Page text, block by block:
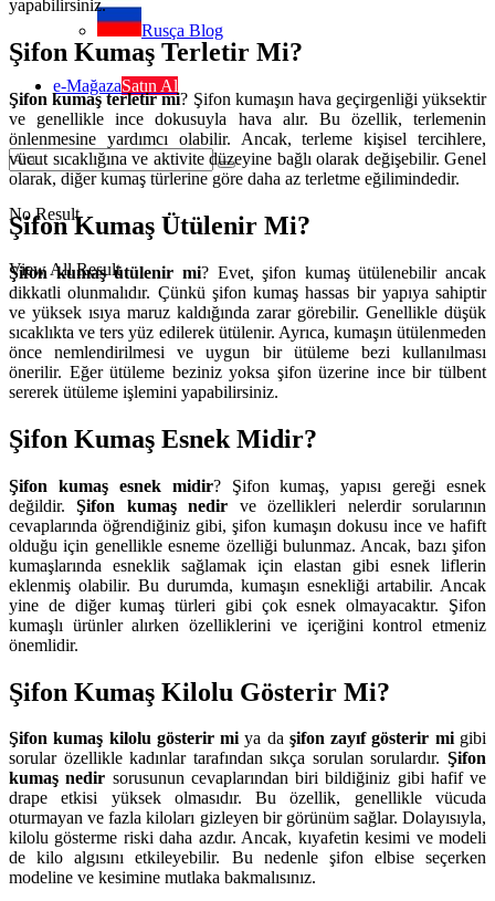
Rusça Blog
e-MağazaSatın Al
No Result
View All Result
yapabilirsiniz.
Şifon Kumaş Terletir Mi?
Şifon kumaş terletir mi? Şifon kumaşın hava geçirgenliği yüksektir
ve genellikle ince dokusuyla hava alır. Bu özellik, terlemenin
önlenmesine yardımcı olabilir. Ancak, terleme kişisel tercihlere,
vücut sıcaklığına ve aktivite düzeyine bağlı olarak değişebilir. Genel
olarak, diğer kumaş türlerine göre daha az terletme eğilimindedir.
Şifon Kumaş Ütülenir Mi?
Şifon kumaş ütülenir mi? Evet, şifon kumaş ütülenebilir ancak
dikkatli olunmalıdır. Çünkü şifon kumaş hassas bir yapıya sahiptir
ve yüksek ısıya maruz kaldığında zarar görebilir. Genellikle düşük
sıcaklıkta ve ters yüz edilerek ütülenir. Ayrıca, kumaşın ütülenmeden
önce nemlendirilmesi ve uygun bir ütüleme bezi kullanılması
önerilir. Eğer ütüleme beziniz yoksa şifon üzerine ince bir tülbent
sererek ütüleme işlemini yapabilirsiniz.
Şifon Kumaş Esnek Midir?
Şifon kumaş esnek midir? Şifon kumaş, yapısı gereği esnek
değildir.Şifon kumaş nedir ve özellikleri nelerdir sorularının
cevaplarında öğrendiğiniz gibi, şifon kumaşın dokusu ince ve hafift
olduğu için genellikle esneme özelliği bulunmaz. Ancak, bazı şifon
kumaşlarında esneklik sağlamak için elastan gibi esnek liflerin
eklenmiş olabilir. Bu durumda, kumaşın esnekliği artabilir. Ancak
yine de diğer kumaş türleri gibi çok esnek olmayacaktır. Şifon
kumaşlı ürünler alırken özelliklerini ve içeriğini kontrol etmeniz
önemlidir.
Şifon Kumaş Kilolu Gösterir Mi?
Şifon kumaş kilolu gösterir miya da şifon zayıf gösterir migibi
sorular özellikle kadınlar tarafından sıkça sorulan sorulardır. Şifon
kumaş nedir sorusunun cevaplarından biri bildiğiniz gibi hafif ve
drape etkisi yüksek olmasıdır. Bu özellik, genellikle vücuda
oturmayan ve fazla kiloları gizleyen bir görünüm sağlar. Dolayısıyla,
kilolu gösterme riski daha azdır. Ancak, kıyafetin kesimi ve modeli
de kilo algısını etkileyebilir. Bu nedenle şifon elbise seçerken
modeline ve kesimine mutlaka bakmalısınız.